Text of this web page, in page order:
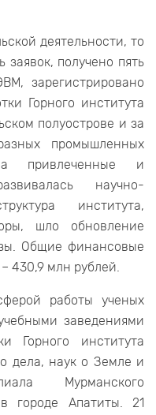
деятельности, то
получено пять
зарегистрировано
Горного института
полуострове и за
промышленных
привлеченные и
научно-
института,
шло обновление
Общие финансовые
430,9 млн рублей.
работы ученых
заведениями
Горного института
дела, наук о Земле и
Мурманского
городе Апатиты. 21